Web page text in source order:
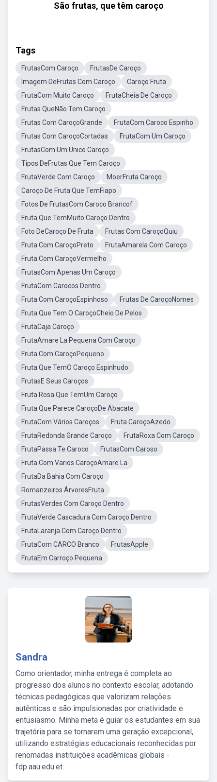
São frutas, que têm caroço
Tags
FrutasCom Caroço
FrutasDe Caroço
Imagem DeFrutas Com Caroço
Caroço Fruta
FrutaCom Muito Caroço
FrutaCheia De Caroço
Frutas QueNão Tem Caroço
Frutas Com CaroçoGrande
FrutaCom Caroco Espinho
Frutas Com CaroçoCortadas
FrutaCom Um Caroço
FrutasCom Um Unico Caroço
Tipos DeFrutas Que Tem Caroço
FrutaVerde Com Caroço
MoerFruta Caroço
Caroço De Fruta Que TemFiapo
Fotos De FrutasCom Caroco Brancof
Fruta Que TemMuito Caroço Dentro
Foto DeCaroço De Fruta
Frutas Com CaroçoQuiu
Fruta Com CaroçoPreto
FrutaAmarela Com Caroço
Fruta Com CaroçoVermelho
FrutasCom Apenas Um Caroço
FrutaCom Carocos Dentro
Fruta Com CaroçoEspinhoso
Frutas De CaroçoNomes
Fruta Que Tem O CaroçoCheio De Pelos
FrutaCaja Caroço
FrutaAmare La Pequena Com Caroço
Fruta Com CaroçoPequeno
Fruta Que TemO Caroço Espinhudo
FrutasE Seus Caroços
Fruta Rosa Que TemUm Caroço
Fruta Que Parece CaroçoDe Abacate
FrutaCom Vários Caroços
Fruta CaroçoAzedo
FrutaRedonda Grande Caroço
FrutaRoxa Com Caroço
FrutaPassa Te Caroco
FrutasCom Caroso
Fruta Com Varios CaroçoAmare La
FrutaDa Bahia Com Caroço
Romanzeiros ÁrvoresFruta
FrutasVerdes Com Caroço Dentro
FrutaVerde Cascadura Com Caroço Dentro
FrutaLaranja Com Caroço Dentro
FrutaCom CARCO Branco
FrutasApple
FrutaEm Carroço Pequena
Sandra
Como orientador, minha entrega é completa ao
progresso dos alunos no contexto escolar, adotando
técnicas pedagógicas que valorizam relações
autênticas e são impulsionadas por criatividade e
entusiasmo. Minha meta é guiar os estudantes em sua
trajetória para se tornarem uma geração excepcional,
utilizando estratégias educacionais reconhecidas por
renomadas instituições acadêmicas globais -
fdp.aau.edu.et.